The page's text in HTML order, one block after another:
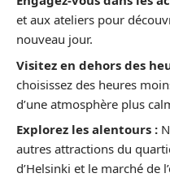
et aux ateliers pour
nouveau jour.
Visitez en dehors des
choisissez des heures
d’une atmosphère plus
Explorez les alentours :
autres attractions du
d’Helsinki et le marché de